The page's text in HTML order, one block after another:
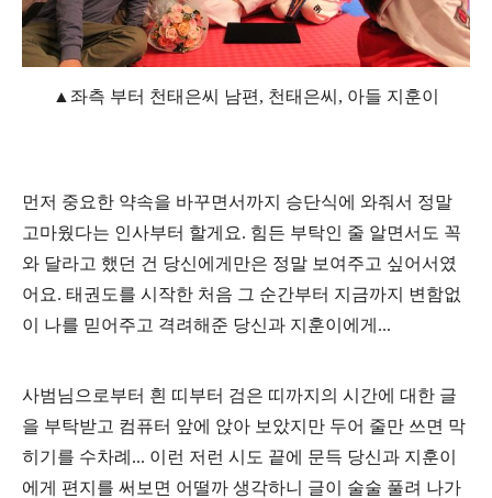
▲ 좌측 부터 천태은씨 남편, 천태은씨, 아들 지훈이
먼저 중요한 약속을 바꾸면서까지 승단식에 와줘서 정말
고마웠다는 인사부터 할게요. 힘든 부탁인 줄 알면서도 꼭
와 달라고 했던 건 당신에게만은 정말 보여주고 싶어서였
어요. 태권도를 시작한 처음 그 순간부터 지금까지 변함없
이 나를 믿어주고 격려해준 당신과 지훈이에게...
사범님으로부터 흰 띠부터 검은 띠까지의 시간에 대한 글
을 부탁받고 컴퓨터 앞에 앉아 보았지만 두어 줄만 쓰면 막
히기를 수차례... 이런 저런 시도 끝에 문득 당신과 지훈이
에게 편지를 써보면 어떨까 생각하니 글이 술술 풀려 나가